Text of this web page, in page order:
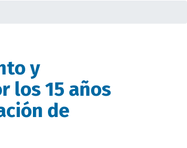
y
los 15 años
de